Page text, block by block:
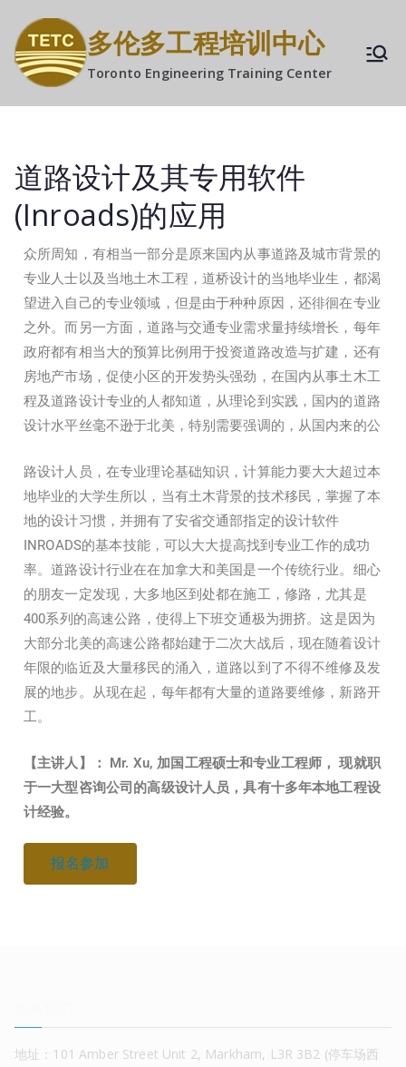
多伦多工程培训中心
Toronto Engineering Training Center
道路设计及其专用软件
(Inroads)的应用
众所周知，有相当一部分是原来国内从事道路及城市背景的
专业人士以及当地土木工程，道桥设计的当地毕业生，都渴
望进入自己的专业领域，但是由于种种原因，还徘徊在专业
之外。而另一方面，道路与交通专业需求量持续增长，每年
政府都有相当大的预算比例用于投资道路改造与扩建，还有
房地产市场，促使小区的开发势头强劲，在国内从事土木工
程及道路设计专业的人都知道，从理论到实践，国内的道路
设计水平丝毫不逊于北美，特别需要强调的，从国内来的公
路设计人员，在专业理论基础知识，计算能力要大大超过本
地毕业的大学生所以，当有土木背景的技术移民，掌握了本
地的设计习惯，并拥有了安省交通部指定的设计软件
INROADS的基本技能，可以大大提高找到专业工作的成功
率。道路设计行业在在加拿大和美国是一个传统行业。细心
的朋友一定发现，大多地区到处都在施工，修路，尤其是
400系列的高速公路，使得上下班交通极为拥挤。这是因为
大部分北美的高速公路都始建于二次大战后，现在随着设计
年限的临近及大量移民的涌入，道路以到了不得不维修及发
展的地步。从现在起，每年都有大量的道路要维修，新路开
工。
【主讲人】：
Mr. Xu, 加国工程硕士和专业工程师， 现就职
于一大型咨询公司的高级设计人员，具有十多年本地工程设
计经验。
报名参加
地址：101 Amber Street Unit 2, Markham, L3R 3B2 (停车场西